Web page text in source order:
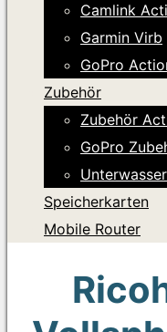
Camlink
Garmin Virb
GoPro
Zubehör
Zubehör
GoPro
Speicherkarten
Mobile Router